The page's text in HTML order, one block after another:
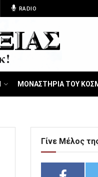
RADIO
ΜΟΝΑΣΤΗΡΙΑ ΤΟΥ
Γίνε Μέλος